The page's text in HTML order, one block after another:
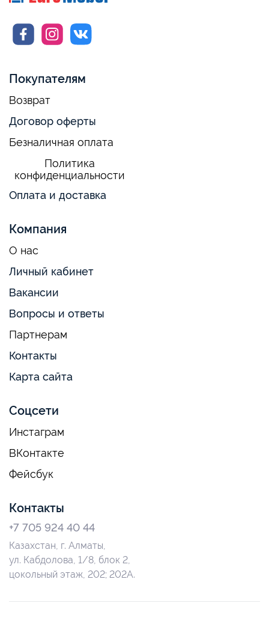
Покупателям
Возврат
Договор оферты
Безналичная оплата
Политика
конфиденциальности
Оплата и доставка
Компания
О нас
Личный кабинет
Вакансии
Вопросы и ответы
Партнерам
Контакты
Карта сайта
Соцсети
Инстаграм
ВКонтакте
Фейсбук
Контакты
+7 705 924 40 44
Казахстан, г. Алматы,
ул. Кабдолова, 1/8, блок 2,
цокольный этаж, 202; 202А.